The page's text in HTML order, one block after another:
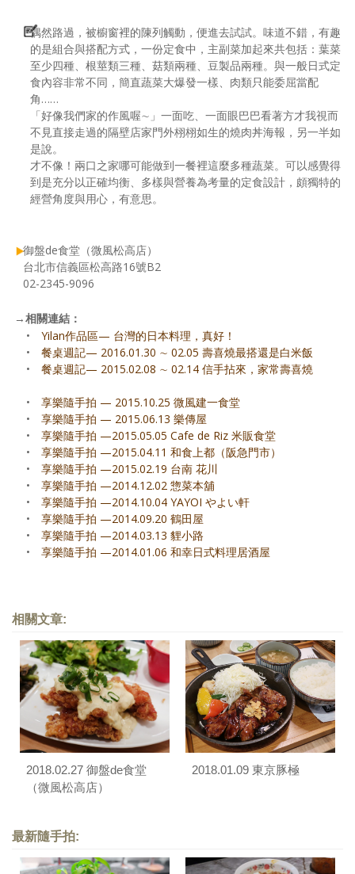
偶然路過，被櫥窗裡的陳列觸動，便進去試試。味道不錯，有趣
的是組合與搭配方式，一份定食中，主副菜加起來共包括：葉菜
至少四種、根莖類三種、菇類兩種、豆製品兩種。與一般日式定
食內容非常不同，簡直蔬菜大爆發一樣、肉類只能委屈當配
角……
「好像我們家的作風喔∼」一面吃、一面眼巴巴看著方才我視而
不見直接走過的隔壁店家門外栩栩如生的燒肉丼海報，另一半如
是說。
才不像！兩口之家哪可能做到一餐裡這麼多種蔬菜。可以感覺得
到是充分以正確均衡、多樣與營養為考量的定食設計，頗獨特的
經營角度與用心，有意思。
御盤de食堂（微風松高店）
台北市信義區松高路16號B2
02-2345-9096
→相關連結：
•
Yilan作品區— 台灣的日本料理，真好！
•
餐桌週記— 2016.01.30 ∼ 02.05 壽喜燒最搭還是白米飯
•
餐桌週記— 2015.02.08 ∼ 02.14 信手拈來，家常壽喜燒
•
享樂隨手拍 — 2015.10.25 微風建一食堂
•
享樂隨手拍 — 2015.06.13 樂傳屋
•
享樂隨手拍 —2015.05.05 Cafe de Riz 米販食堂
•
享樂隨手拍 —2015.04.11 和食上都（阪急門市）
•
享樂隨手拍 —2015.02.19 台南 花川
•
享樂隨手拍 —2014.12.02 惣菜本舖
•
享樂隨手拍 —2014.10.04 YAYOI やよい軒
•
享樂隨手拍 —2014.09.20 鶴田屋
•
享樂隨手拍 —2014.03.13 貍小路
•
享樂隨手拍 —2014.01.06 和幸日式料理居酒屋
相關文章:
2018.02.27 御盤de食堂
（微風松高店）
2018.01.09 東京豚極
最新隨手拍: